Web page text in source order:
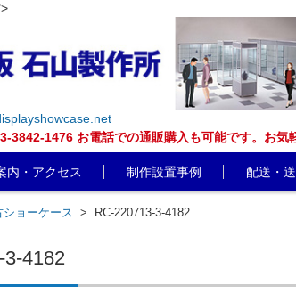
1476 お電話での通販購入も可能です。お気
内・アクセス 制作設置事例 配送・
ョーケース > RC-220713-3-4182
3-4182